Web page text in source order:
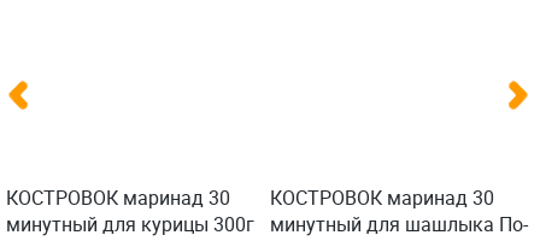
КОСТРОВОК маринад 30
минутный для курицы 300г
КОСТРОВОК маринад 30
минутный для шашлыка По-